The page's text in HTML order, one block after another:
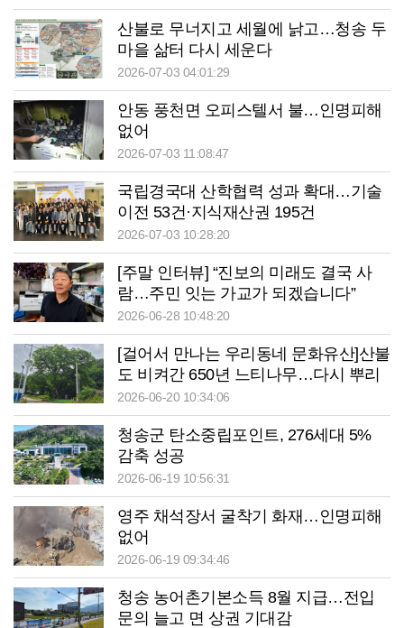
산불로 무너지고 세월에 낡고…청송 두
마을 삶터 다시 세운다
2026-07-03 04:01:29
안동 풍천면 오피스텔서 불…인명피해
없어
2026-07-03 11:08:47
국립경국대 산학협력 성과 확대…기술
이전 53건·지식재산권 195건
2026-07-03 10:28:20
[주말 인터뷰] “진보의 미래도 결국 사
람…주민 잇는 가교가 되겠습니다”
2026-06-28 10:48:20
[걸어서 만나는 우리동네 문화유산]산불
도 비켜간 650년 느티나무…다시 뿌리
내리는 내관리
2026-06-20 10:34:06
청송군 탄소중립포인트, 276세대 5%
감축 성공
2026-06-19 10:56:31
영주 채석장서 굴착기 화재…인명피해
없어
2026-06-19 09:34:46
청송 농어촌기본소득 8월 지급…전입
문의 늘고 면 상권 기대감